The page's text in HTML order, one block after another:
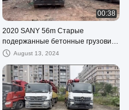
00:38
2020 SANY 56m Старые
подержанные бетонные грузовики
с шасси Benz SYM5449THB560C-
August 13, 2024